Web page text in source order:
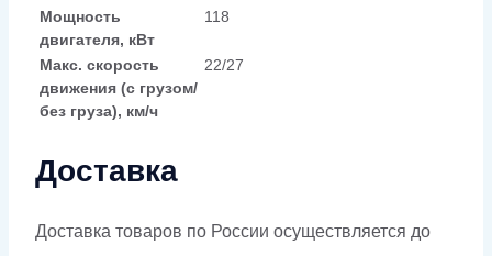
Мощность
двигателя, кВт
118
Макс. скорость
движения (с грузом/
без груза), км/ч
22/27
Доставка
Доставка товаров по России осуществляется до